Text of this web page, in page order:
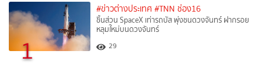
1
#ข่าวต่างประเทศ #TNN ช่อง16
ชิ้นส่วน SpaceX เท่ารถบัส พุ่งชนดวงจันทร์ ฝากรอย
หลุมใหม่บนดวงจันทร์
29